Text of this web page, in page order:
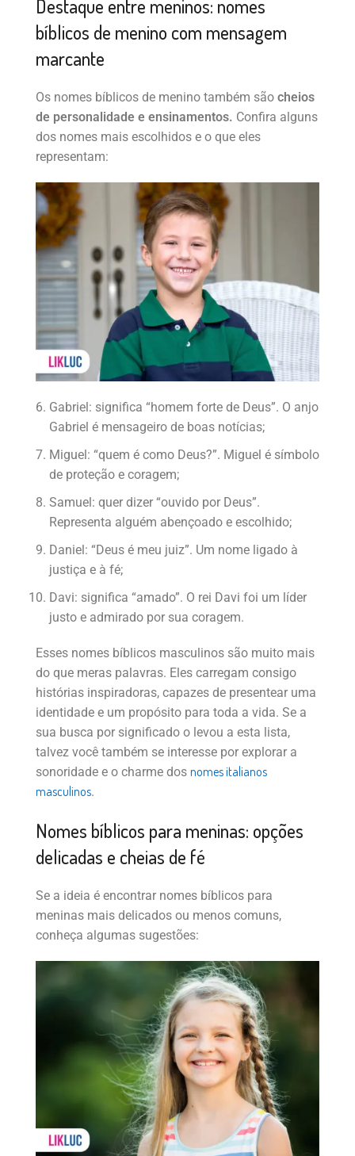
Destaque entre meninos: nomes
bíblicos de menino com mensagem
marcante
Os nomes bíblicos de menino também são cheios
de personalidade e ensinamentos. Confira alguns
dos nomes mais escolhidos e o que eles
representam:
Gabriel: significa “homem forte de Deus”. O anjo
Gabriel é mensageiro de boas notícias;
Miguel: “quem é como Deus?”. Miguel é símbolo
de proteção e coragem;
Samuel: quer dizer “ouvido por Deus”.
Representa alguém abençoado e escolhido;
Daniel: “Deus é meu juiz”. Um nome ligado à
justiça e à fé;
Davi: significa “amado”. O rei Davi foi um líder
justo e admirado por sua coragem.
Esses nomes bíblicos masculinos são muito mais
do que meras palavras. Eles carregam consigo
histórias inspiradoras, capazes de presentear uma
identidade e um propósito para toda a vida. Se a
sua busca por significado o levou a esta lista,
talvez você também se interesse por explorar a
sonoridade e o charme dos nomes italianos
masculinos.
Nomes bíblicos para meninas: opções
delicadas e cheias de fé
Se a ideia é encontrar nomes bíblicos para
meninas mais delicados ou menos comuns,
conheça algumas sugestões: